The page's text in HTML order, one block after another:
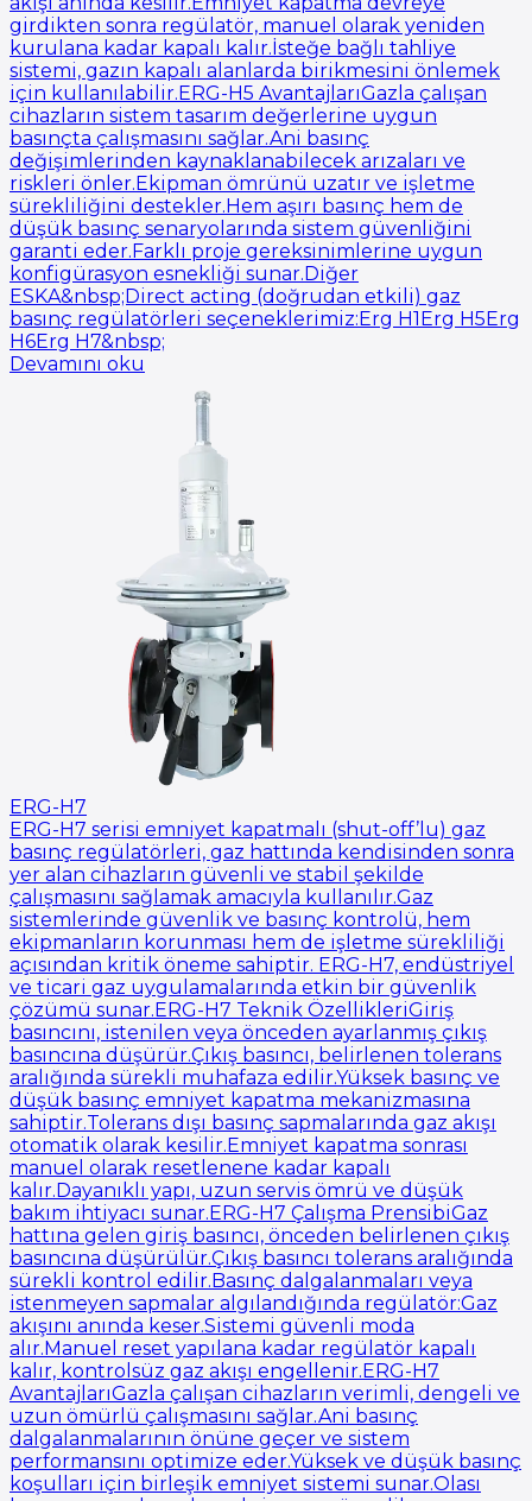
girdikten sonra regülatör, manuel olarak yeniden
kurulana kadar kapalı kalır.İsteğe bağlı tahliye
sistemi, gazın kapalı alanlarda birikmesini önlemek
için kullanılabilir.ERG-H5 AvantajlarıGazla çalışan
cihazların sistem tasarım değerlerine uygun
basınçta çalışmasını sağlar.Ani basınç
değişimlerinden kaynaklanabilecek arızaları ve
riskleri önler.Ekipman ömrünü uzatır ve işletme
sürekliliğini destekler.Hem aşırı basınç hem de
düşük basınç senaryolarında sistem güvenliğini
garanti eder.Farklı proje gereksinimlerine uygun
konfigürasyon esnekliği sunar.Diğer
ESKA&nbsp;Direct acting (doğrudan etkili) gaz
basınç regülatörleri seçeneklerimiz:Erg H1Erg H5Erg
H6Erg H7&nbsp;
Devamını oku
ERG-H7
ERG-H7 serisi emniyet kapatmalı (shut-off’lu) gaz
basınç regülatörleri, gaz hattında kendisinden sonra
yer alan cihazların güvenli ve stabil şekilde
çalışmasını sağlamak amacıyla kullanılır.Gaz
sistemlerinde güvenlik ve basınç kontrolü, hem
ekipmanların korunması hem de işletme sürekliliği
açısından kritik öneme sahiptir. ERG-H7, endüstriyel
ve ticari gaz uygulamalarında etkin bir güvenlik
çözümü sunar.ERG-H7 Teknik ÖzellikleriGiriş
basıncını, istenilen veya önceden ayarlanmış çıkış
basıncına düşürür.Çıkış basıncı, belirlenen tolerans
aralığında sürekli muhafaza edilir.Yüksek basınç ve
düşük basınç emniyet kapatma mekanizmasına
sahiptir.Tolerans dışı basınç sapmalarında gaz akışı
otomatik olarak kesilir.Emniyet kapatma sonrası
manuel olarak resetlenene kadar kapalı
kalır.Dayanıklı yapı, uzun servis ömrü ve düşük
bakım ihtiyacı sunar.ERG-H7 Çalışma PrensibiGaz
hattına gelen giriş basıncı, önceden belirlenen çıkış
basıncına düşürülür.Çıkış basıncı tolerans aralığında
sürekli kontrol edilir.Basınç dalgalanmaları veya
istenmeyen sapmalar algılandığında regülatör:Gaz
akışını anında keser.Sistemi güvenli moda
alır.Manuel reset yapılana kadar regülatör kapalı
kalır, kontrolsüz gaz akışı engellenir.ERG-H7
AvantajlarıGazla çalışan cihazların verimli, dengeli ve
uzun ömürlü çalışmasını sağlar.Ani basınç
dalgalanmalarının önüne geçer ve sistem
performansını optimize eder.Yüksek ve düşük basınç
koşulları için birleşik emniyet sistemi sunar.Olası